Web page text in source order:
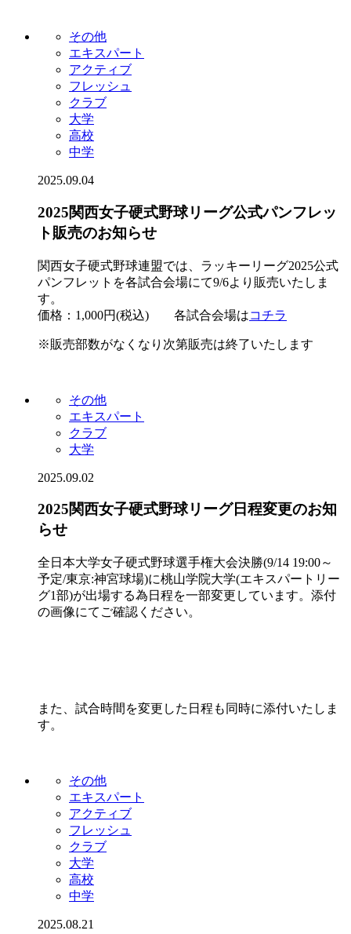
その他
エキスパート
アクティブ
フレッシュ
クラブ
大学
高校
中学
2025.09.04
2025関西女子硬式野球リーグ公式パンフレッ
ト販売のお知らせ
関西女子硬式野球連盟では、ラッキーリーグ2025公式
パンフレットを各試合会場にて9/6より販売いたしま
す。
価格：1,000円(税込) 各試合会場はコチラ
※販売部数がなくなり次第販売は終了いたします
その他
エキスパート
クラブ
大学
2025.09.02
2025関西女子硬式野球リーグ日程変更のお知
らせ
全日本大学女子硬式野球選手権大会決勝(9/14 19:00～
予定/東京:神宮球場)に桃山学院大学(エキスパートリー
グ1部)が出場する為日程を一部変更しています。添付
の画像にてご確認ください。
また、試合時間を変更した日程も同時に添付いたしま
す。
その他
エキスパート
アクティブ
フレッシュ
クラブ
大学
高校
中学
2025.08.21